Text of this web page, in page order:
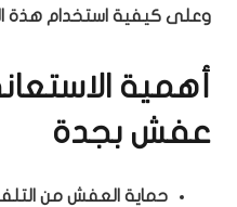
وعلى كيفية استخدام هذة
أهمية
عفش بجدة
حماية العفش من